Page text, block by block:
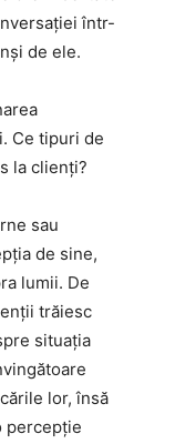
într-
de ele.
Ce tipuri de
la clienți?
sau
de sine,
lumii. De
trăiesc
situația
lor, însă
percepție